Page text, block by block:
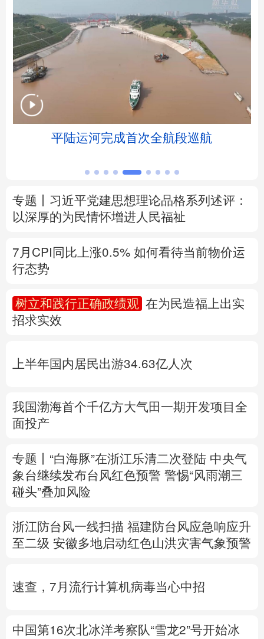
地方频道
北京
辽宁
安徽 福建
河南 湖北
广东 广西 海南 重庆
陕西
新疆 内蒙古
Русский язык 日本語 한국어
平陆运河完成首次全航段巡航
专题丨 习近平党建思想理论品格系列述评：
以深厚的为民情怀增进人民福祉
7月CPI同比上涨0.5% 如何看待当前物价运
行态势
树立和践行正确政绩观
在为民造福上出实
招求实效
上半年国内居民出游34.63亿人次
我国渤海首个千亿方大气田一期开发项目全
面投产
专题丨 “白海豚”在浙江乐清二次登陆 中央气
象台继续发布台风红色预警 警惕“风雨潮三
碰头”叠加风险
浙江防台风一线扫描 福建防台风应急响应升
至二级 安徽多地启动红色山洪灾害气象预警
速查，7月流行计算机病毒当心中招
中国第16次北冰洋考察队“雪龙2”号开始冰